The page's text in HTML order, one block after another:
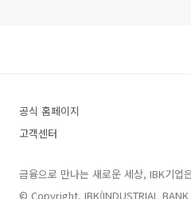
공식 홈페이지
고객센터
금융으로 만나는 새로운 세상, IBK기업
© Copyright. IBK(INDUSTRIAL